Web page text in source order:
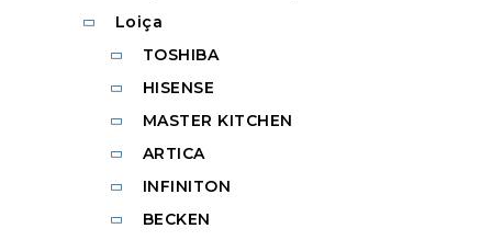
Loiça
TOSHIBA
HISENSE
MASTER KITCHEN
ARTICA
INFINITON
BECKEN